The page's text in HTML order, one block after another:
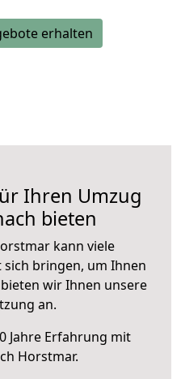
erhalten
Ihren Umzug
bieten
kann viele
bringen, um Ihnen
wir Ihnen unsere
an.
Jahre Erfahrung mit
Horstmar.